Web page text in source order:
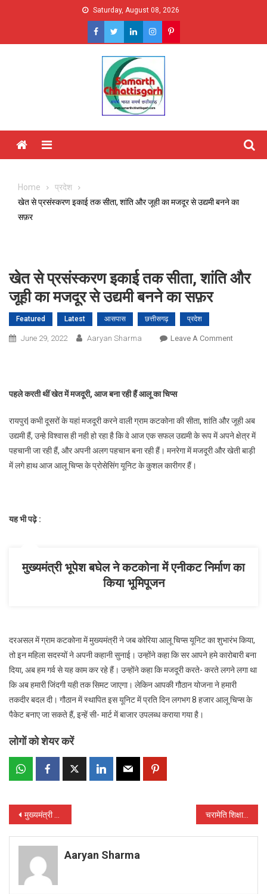
Saturday, August 08, 2026
Menu
Home
प्रदेश
खेत से प्रसंस्करण इकाई तक सीता, शांति और जूही का मजदूर से उद्यमी बनने का
सफ़र
खेत से प्रसंस्करण इकाई तक सीता, शांति और
जूही का मजदूर से उद्यमी बनने का सफ़र
Featured Latest आसपास छत्तीसगढ़ प्रदेश
June 29, 2022 Aaryan Sharma Leave A CommentOn
सीता,
शांति
और
पहले करती थीं खेत में मजदूरी, आज बना रही हैं आलू का चिप्स
रायपुर| कभी दूसरों के यहां मजदूरी करने वाली ग्राम कटकोना की सीता, शांति और जूही अब
उद्यमी हैं, उन्हे विश्वास ही नही हो रहा है कि वे आज एक सफल उद्यमी के रूप में अपने क्षेत्र में
पहचानी जा रही हैं, और अपनी अलग पहचान बना रही हैं। मनरेगा में मजदूरी और खेती बाड़ी
में लगे हाथ आज आलू चिप्स के प्रोसेसिंग यूनिट के कुशल कारीगर हैं।
यह भी पढ़े :
मुख्यमंत्री भूपेश बघेल ने कटकोना में एनीकट निर्माण का
किया भूमिपूजन
दरअसल में ग्राम कटकोना में मुख्यमंत्री ने जब कोरिया आलू चिप्स यूनिट का शुभारंभ किया,
तो इन महिला सदस्यों ने अपनी कहानी सुनाई। उन्होंने कहा कि सर आपने हमे कारोबारी बना
दिया, अब हम गर्व से यह काम कर रहे हैं। उन्होंने कहा कि मजदूरी करते- करते लगने लगा था
कि अब हमारी जिंदगी यही तक सिमट जाएगा। लेकिन आपकी गौठान योजना ने हमारी
तकदीर बदल दी। गौठान में स्थापित इस यूनिट में प्रति दिन लगभग 8 हजार आलू चिप्स के
पैकेट बनाए जा सकते हैं, इन्हें सी- मार्ट में बाजार उपलब्ध कराया गया है।
लोगों को शेयर करें
Post
navigation
मुख्यमंत्री भूपेश बघेल ने कटकोना में एनीकट निर्माण का किया भूमिपूजन चरामेति शिक्षा सेवा महोत्सव : 10 दिन में करीब 350 बच्चों 1300 से ज्यादा कॉपियों का वितरण
Aaryan Sharma